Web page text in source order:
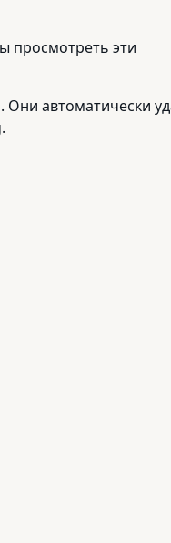
просмотреть эти
автоматически